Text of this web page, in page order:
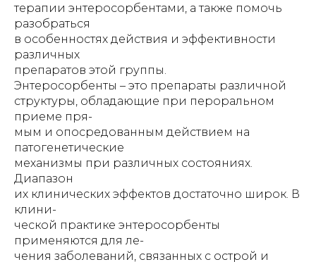
терапии энтеросорбентами, а также помочь
разобраться
в особенностях действия и эффективности
различных
препаратов этой группы.
Энтеросорбенты – это препараты различной
структуры, обладающие при пероральном
приеме пря-
мым и опосредованным действием на
патогенетические
механизмы при различных состояниях.
Диапазон
их клинических эффектов достаточно широк. В
клини-
ческой практике энтеросорбенты
применяются для ле-
чения заболеваний, связанных с острой и